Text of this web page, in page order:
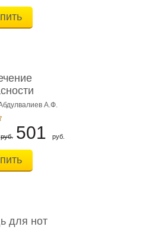
уг
А.Ф.
руб. 501 руб.
для нот